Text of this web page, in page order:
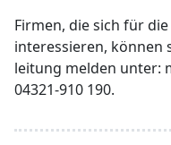
Firmen, die sich für
interessieren, können
leitung melden unter:
04321-910 190.